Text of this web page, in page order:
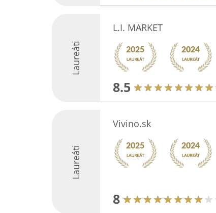
Laureáti
L.I. MARKET
8.5
Laureáti
Vivino.sk
8